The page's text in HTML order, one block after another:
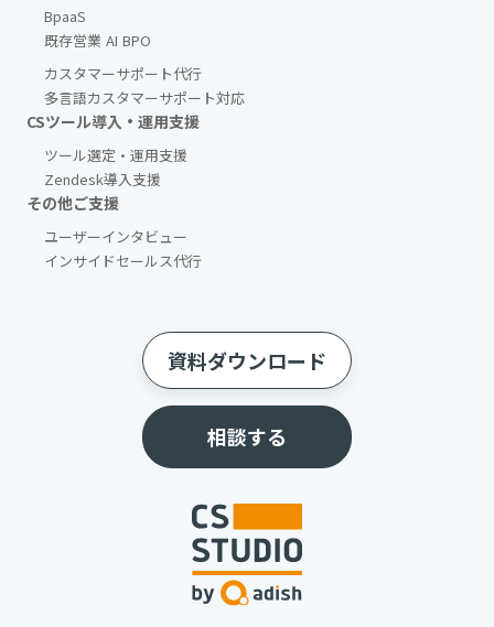
BpaaS​
既存営業 AI BPO
カスタマーサポート代行
多言語カスタマーサポート対応
CSツール導入・運用支援
ツール選定・運用支援
Zendesk導入支援
その他ご支援​
ユーザーインタビュー
インサイドセールス代行
資料ダウンロード
相談する